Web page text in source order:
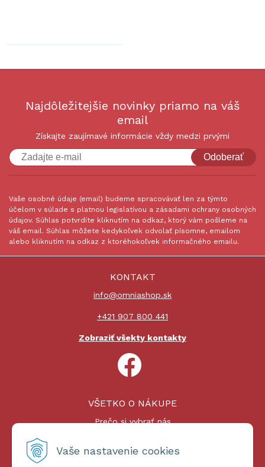
Vaše nastavenie cookies
Najdôležitejšie novinky priamo na váš
email
Získajte zaujímavé informácie vždy medzi prvými
Odoberať
Vaše osobné údaje (email) budeme spracovávať len za týmto
účelom v súlade s platnou legislatívou a zásadami ochrany osobných
údajov. Súhlas potvrdíte kliknutím na odkaz, ktorý vám pošleme na
váš email. Súhlas môžete kedykoľvek odvolať písomne, emailom
alebo kliknutím na odkaz z ktoréhokoľvek informačného emailu.
KONTAKT
info@omniashop.sk
+421 907 800 441
Zobraziť všekty kontakty
VŠETKO O NÁKUPE
Prečo si vybrať nás
Platby a doprava